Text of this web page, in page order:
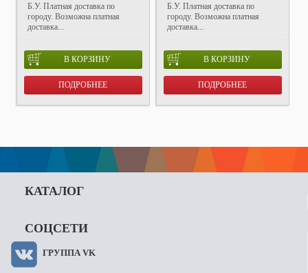
Б.У. Платная доставка по
городу. Возможна платная
доставка...
В КОРЗИНУ
ПОДРОБНЕЕ
Б.У. Платная доставка по
городу. Возможна платная
доставка...
В КОРЗИНУ
ПОДРОБНЕЕ
КАТАЛОГ
СОЦСЕТИ
ГРУППА VK